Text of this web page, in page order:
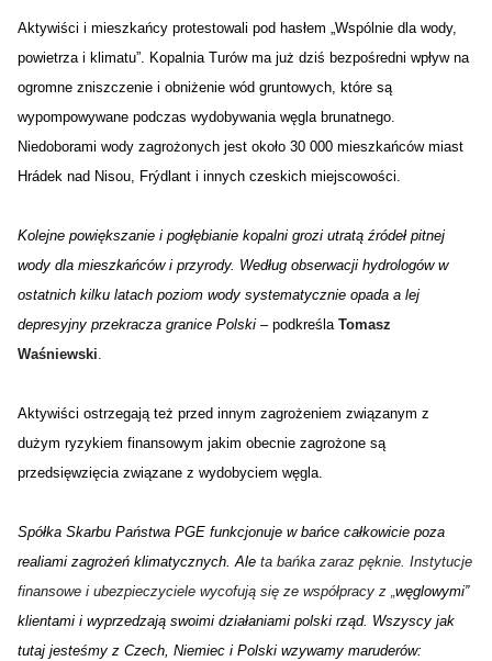
Aktywiści i mieszkańcy protestowali pod hasłem „Wspólnie dla wody,
powietrza i klimatu”. Kopalnia Turów ma już dziś bezpośredni wpływ na
ogromne zniszczenie i obniżenie wód gruntowych, które są
wypompowywane podczas wydobywania węgla brunatnego.
Niedoborami wody zagrożonych jest około 30 000 mieszkańców miast
Hrádek nad Nisou, Frýdlant i innych czeskich miejscowości.
Kolejne powiększanie i pogłębianie kopalni grozi utratą źródeł pitnej
wody dla mieszkańców i przyrody. Według obserwacji hydrologów w
ostatnich kilku latach poziom wody systematycznie opada a lej
depresyjny przekracza granice Polski – podkreśla Tomasz
Waśniewski.
Aktywiści ostrzegają też przed innym zagrożeniem związanym z
dużym ryzykiem finansowym jakim obecnie zagrożone są
przedsięwzięcia związane z wydobyciem węgla.
Spółka Skarbu Państwa PGE funkcjonuje w bańce całkowicie poza
realiami zagrożeń klimatycznych. Ale ta bańka zaraz pęknie. Instytucje
finansowe i ubezpieczyciele wycofują się ze współpracy z „węglowymi”
klientami i wyprzedzają swoimi działaniami polski rząd. Wszyscy jak
tutaj jesteśmy z Czech, Niemiec i Polski wzywamy maruderów: